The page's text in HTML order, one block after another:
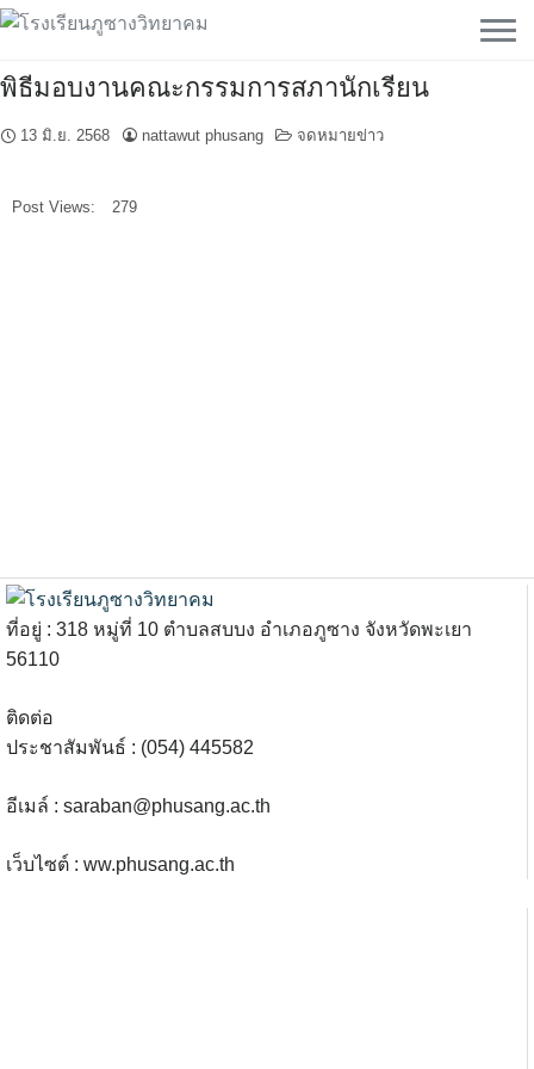
Skip
content
พิธี​มอบงานคณะกรรมการ​สภา​นักเรียน
13 มิ.ย. 2568 nattawut phusang จดหมายข่าว
Post Views: 279
ที่อยู่ : 318 หมู่ที่ 10 ตำบลสบบง อำเภอภูซาง จังหวัดพะเยา
56110
ติดต่อ
ประชาสัมพันธ์ : (054) 445582
อีเมล์ : saraban@phusang.ac.th
เว็บไซต์ : ww.phusang.ac.th